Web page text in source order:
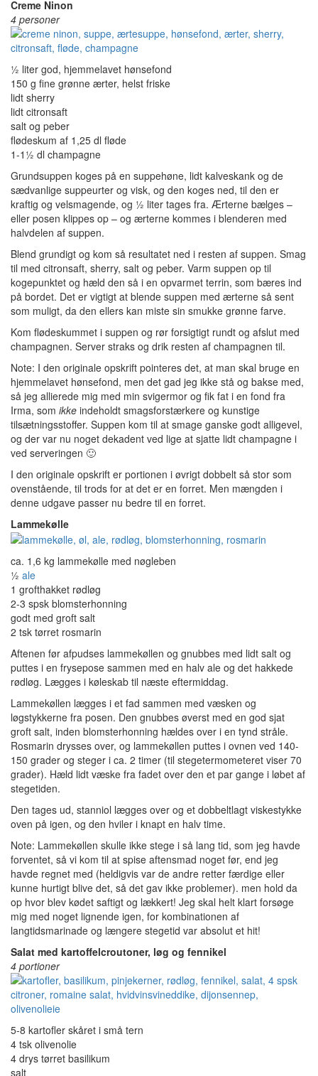
Creme Ninon
4 personer
½ liter god, hjemmelavet hønsefond
150 g fine grønne ærter, helst friske
lidt sherry
lidt citronsaft
salt og peber
flødeskum af 1,25 dl fløde
1-1½ dl champagne
Grundsuppen koges på en suppehøne, lidt kalveskank og de
sædvanlige suppeurter og visk, og den koges ned, til den er
kraftig og velsmagende, og ½ liter tages fra. Ærterne bælges –
eller posen klippes op – og ærterne kommes i blenderen med
halvdelen af suppen.
Blend grundigt og kom så resultatet ned i resten af suppen. Smag
til med citronsaft, sherry, salt og peber. Varm suppen op til
kogepunktet og hæld den så i en opvarmet terrin, som bæres ind
på bordet. Det er vigtigt at blende suppen med ærterne så sent
som muligt, da den ellers kan miste sin smukke grønne farve.
Kom flødeskummet i suppen og rør forsigtigt rundt og afslut med
champagnen. Server straks og drik resten af champagnen til.
Note: I den originale opskrift pointeres det, at man skal bruge en
hjemmelavet hønsefond, men det gad jeg ikke stå og bakse med,
så jeg allierede mig med min svigermor og fik fat i en fond fra
Irma, som ikke indeholdt smagsforstærkere og kunstige
tilsætningsstoffer. Suppen kom til at smage ganske godt alligevel,
og der var nu noget dekadent ved lige at sjatte lidt champagne i
ved serveringen 🙂
I den originale opskrift er portionen i øvrigt dobbelt så stor som
ovenstående, til trods for at det er en forret. Men mængden i
denne udgave passer nu bedre til en forret.
Lammekølle
ca. 1,6 kg lammekølle med nøgleben
½ ale
1 grofthakket rødløg
2-3 spsk blomsterhonning
godt med groft salt
2 tsk tørret rosmarin
Aftenen før afpudses lammekøllen og gnubbes med lidt salt og
puttes i en frysepose sammen med en halv ale og det hakkede
rødløg. Lægges i køleskab til næste eftermiddag.
Lammekøllen lægges i et fad sammen med væsken og
løgstykkerne fra posen. Den gnubbes øverst med en god sjat
groft salt, inden blomsterhonning hældes over i en tynd stråle.
Rosmarin drysses over, og lammekøllen puttes i ovnen ved 140-
150 grader og steger i ca. 2 timer (til stegetermometeret viser 70
grader). Hæld lidt væske fra fadet over den et par gange i løbet af
stegetiden.
Den tages ud, stanniol lægges over og et dobbeltlagt viskestykke
oven på igen, og den hviler i knapt en halv time.
Note: Lammekøllen skulle ikke stege i så lang tid, som jeg havde
forventet, så vi kom til at spise aftensmad noget før, end jeg
havde regnet med (heldigvis var de andre retter færdige eller
kunne hurtigt blive det, så det gav ikke problemer). men hold da
op hvor blev kødet saftigt og lækkert! Jeg skal helt klart forsøge
mig med noget lignende igen, for kombinationen af
langtidsmarinade og længere stegetid var absolut et hit!
Salat med kartoffelcroutoner, løg og fennikel
4 portioner
5-8 kartofler skåret i små tern
4 tsk olivenolie
4 drys tørret basilikum
salt